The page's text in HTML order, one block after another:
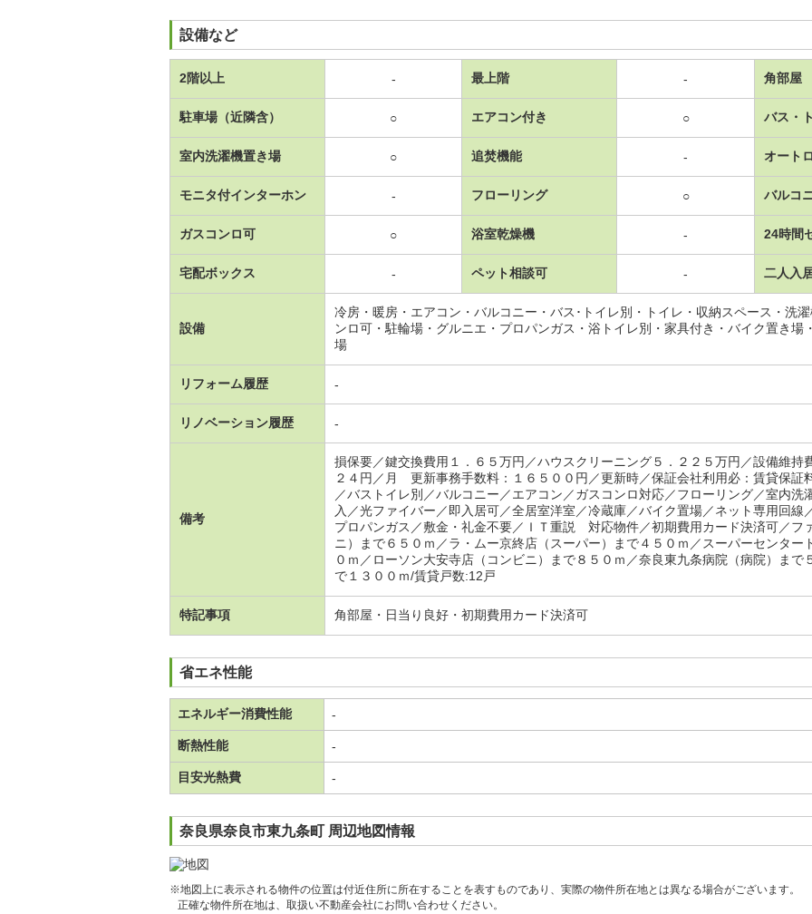
設備など
2階以上 - 最上階 - 角部屋
駐車場（近隣含） ○ エアコン付き ○ バス・
室内洗濯機置き場 ○ 追焚機能 - オート
モニタ付インターホン - フローリング ○ バルコ
ガスコンロ可 ○ 浴室乾燥機 - 24時間
宅配ボックス - ペット相談可 - 二人入
設備
冷房・暖房・エアコン・バルコニー・バス･トイレ別・トイレ・収納スペース・洗
ンロ可・駐輪場・グルニエ・プロパンガス・浴トイレ別・家具付き・バイク置き場
場
リフォーム履歴 -
リノベーション履歴 -
備考
損保要／鍵交換費用１．６５万円／ハウスクリーニング５．２２５万円／設備維
２４円／月 更新事務手数料：１６５００円／更新時／保証会社利用必：賃貸保証
／バストイレ別／バルコニー／エアコン／ガスコンロ対応／フローリング／室内洗
入／光ファイバー／即入居可／全居室洋室／冷蔵庫／バイク置場／ネット専用回線
プロパンガス／敷金・礼金不要／ＩＴ重説 対応物件／初期費用カード決済可／フ
ニ）まで６５０ｍ／ラ・ムー京終店（スーパー）まで４５０ｍ／スーパーセンター
０ｍ／ローソン大安寺店（コンビニ）まで８５０ｍ／奈良東九条病院（病院）まで
で１３００ｍ/賃貸戸数:12戸
特記事項 角部屋・日当り良好・初期費用カード決済可
省エネ性能
エネルギー消費性能 -
断熱性能 -
目安光熱費 -
奈良県奈良市東九条町 周辺地図情報
※地図上に表示される物件の位置は付近住所に所在することを表すものであり、実際の物件所在地とは異なる場合がございます。
正確な物件所在地は、取扱い不動産会社にお問い合わせください。